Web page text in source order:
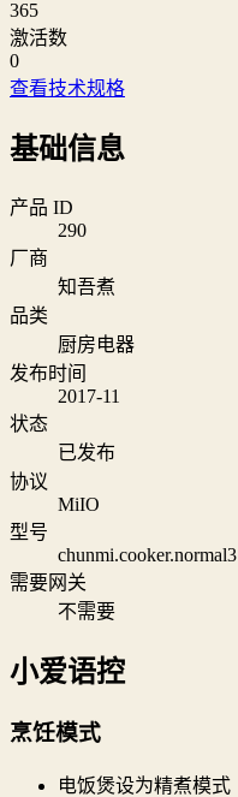
365
激活数
0
查看技术规格
基础信息
产品 ID
290
厂商
知吾煮
品类
厨房电器
发布时间
2017-11
状态
已发布
协议
MiIO
型号
chunmi.cooker.normal3
需要网关
不需要
小爱语控
烹饪模式
电饭煲设为精煮模式